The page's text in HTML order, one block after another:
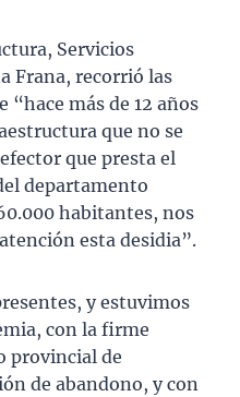
Servicios
Frana, recorrió las
más de 12 años
que no se
que presta el
departamento
habitantes, nos
esta desidia”.
y estuvimos
con la firme
provincial de
de abandono, y con